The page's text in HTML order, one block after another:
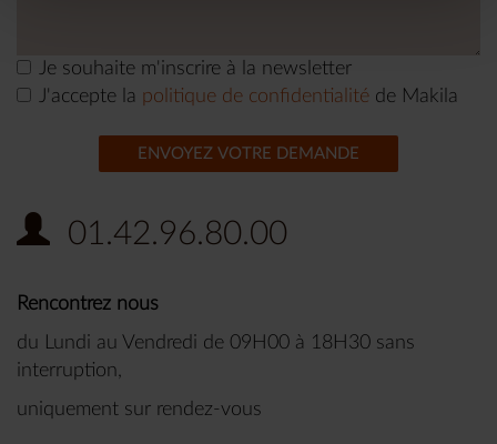
Je souhaite m'inscrire à la newsletter
J'accepte la politique de confidentialité de Makila
ENVOYEZ VOTRE DEMANDE
01.42.96.80.00
Rencontrez nous
du Lundi au Vendredi de 09H00 à 18H30 sans
interruption,
uniquement sur rendez-vous